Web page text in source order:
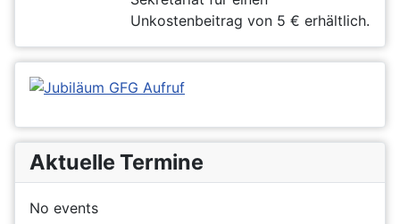
Unkostenbeitrag von 5 € erhältlich.
Aktuelle Termine
No events